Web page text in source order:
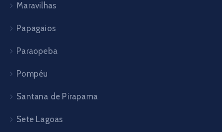
Maravilhas
Papagaios
Paraopeba
Pompéu
Santana de Pirapama
Sete Lagoas